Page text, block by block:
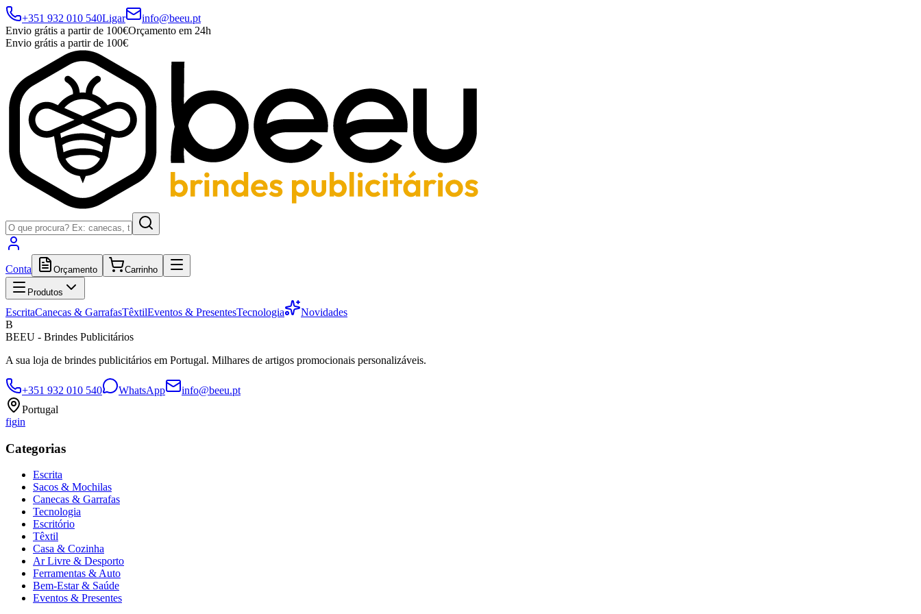
+351 932 010 540Ligar
info@beeu.pt
Envio grátis a partir de 100€Orçamento em 24h
Envio grátis a partir de 100€
Conta Orçamento Carrinho
Produtos
EscritaCanecas & GarrafasTêxtilEventos & PresentesTecnologia
Novidades
B
BEEU - Brindes Publicitários
A sua loja de brindes publicitários em Portugal. Milhares de artigos promocionais personalizáveis.
+351 932 010 540 WhatsApp
info@beeu.pt
Portugal
figin
Categorias
Escrita
Sacos & Mochilas
Canecas & Garrafas
Tecnologia
Escritório
Têxtil
Casa & Cozinha
Ar Livre & Desporto
Ferramentas & Auto
Bem-Estar & Saúde
Eventos & Presentes